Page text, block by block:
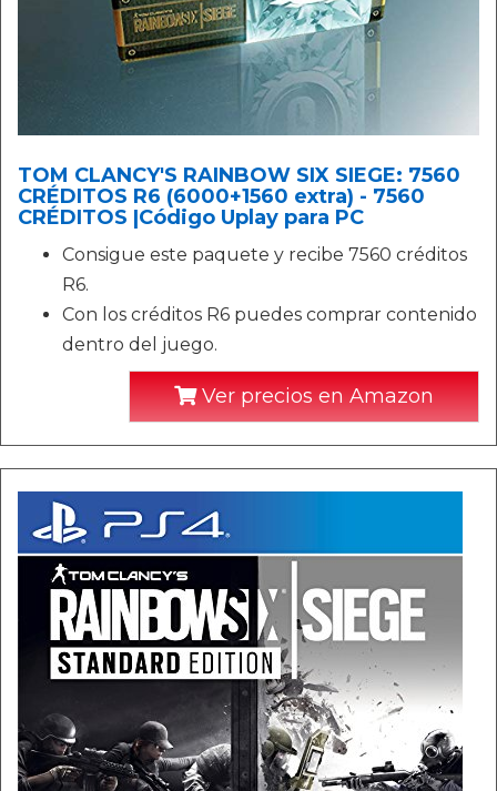
TOM CLANCY'S RAINBOW SIX SIEGE: 7560
CRÉDITOS R6 (6000+1560 extra) - 7560
CRÉDITOS |Código Uplay para PC
Consigue este paquete y recibe 7560 créditos
R6.
Con los créditos R6 puedes comprar contenido
dentro del juego.
Ver precios en Amazon